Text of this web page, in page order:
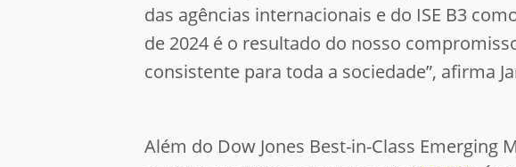
das agências internacionais e do ISE B3
de 2024 é o resultado do nosso
consistente para toda a sociedade”, afirma
Além do Dow Jones Best-in-Class Emerging